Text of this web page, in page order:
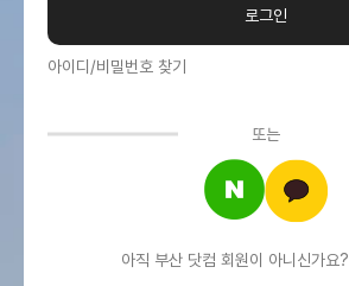
아이디/비밀번호 찾기
또는
아직 부산 닷컴 회원이 아니신가요?